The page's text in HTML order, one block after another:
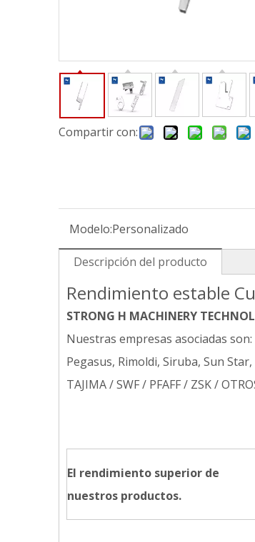
Compartir con:
Modelo:Personalizado
Descripción del producto
Rendimiento estable
STRONG H MACHINERY
Nuestras empresas asociadas
Pegasus, Rimoldi, Siruba, Sun Star,
TAJIMA / SWF / PFAFF / ZSK /
El rendimiento superior de
nuestros productos.